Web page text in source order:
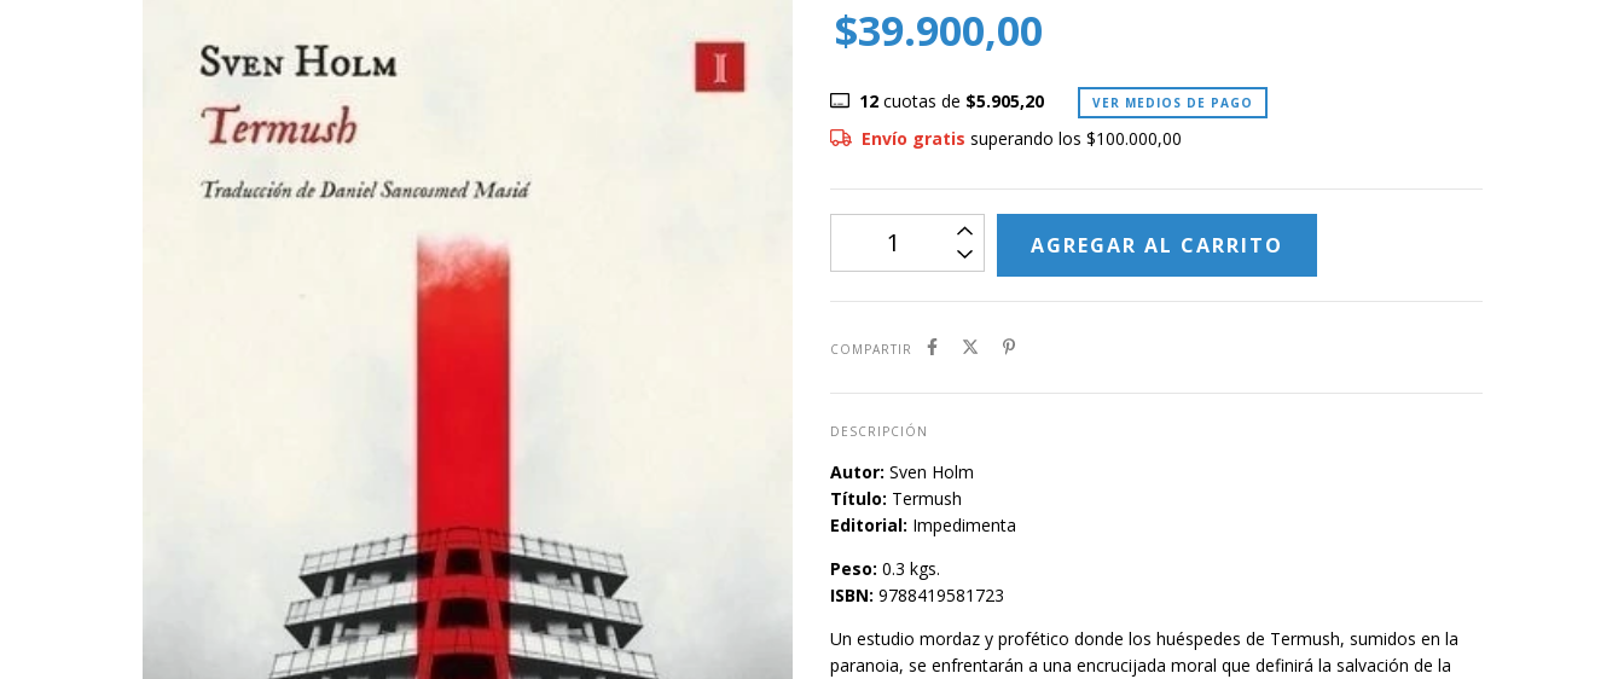
$39.900,00
12cuotas de $5.905,20 VER MEDIOS DE PAGO
Envío gratis superando los $100.000,00
COMPARTIR
DESCRIPCIÓN
Autor: Sven Holm
Título: Termush
Editorial: Impedimenta
Peso: 0.3 kgs.
ISBN: 9788419581723
Un estudio mordaz y profético donde los huéspedes de Termush, sumidos en la
paranoia, se enfrentarán a una encrucijada moral que definirá la salvación de la